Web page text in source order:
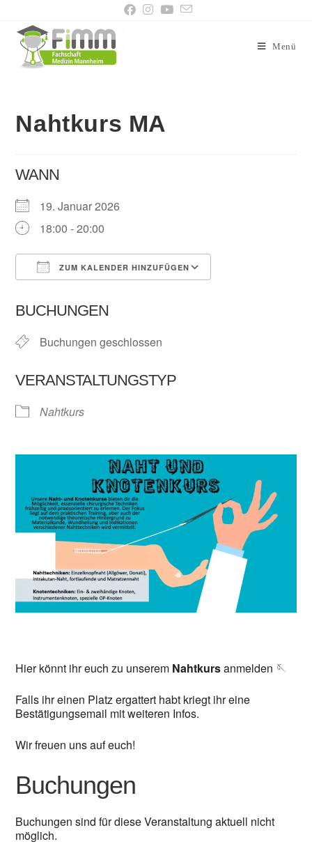
Menü
Nahtkurs MA
WANN
19. Januar 2026
18:00 - 20:00
ZUM KALENDER HINZUFÜGEN
BUCHUNGEN
Buchungen geschlossen
VERANSTALTUNGSTYP
Nahtkurs
Hier könnt ihr euch zu unserem Nahtkursanmelden 🪡
Falls ihr einen Platz ergattert habt kriegt ihr eine
Bestätigungsemail mit weiteren Infos.
Wir freuen uns auf euch!
Buchungen
Buchungen sind für diese Veranstaltung aktuell nicht
möglich.